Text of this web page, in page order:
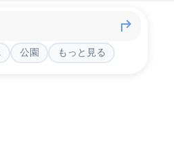
公園 もっと見る